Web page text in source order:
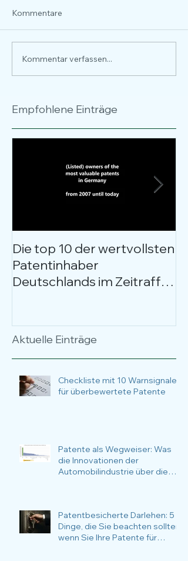
Kommentare
Kommentar verfassen...
Empfohlene Einträge
Die top 10 der wertvollsten
Patentinhaber
Deutschlands im Zeitraffer
Aktuelle Einträge
Checkliste mit 10 Warnsignalen
für überbewertete Patente
Patente als Wegweiser: Was
die Innovationen der
Automobilindustrie über die
Patentbesicherte Darlehen: 5
Dinge, die Sie beachten sollten,
wenn Sie Ihre Patente für